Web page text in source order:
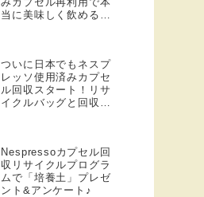
当に美味しく飲めるの
ついに日本でもネスプ
レッソ使用済みカプセ
ル回収スタート！リサ
イクルバッグと回収方
Nespressoカプセル回
収リサイクルプログラ
ムで「培養土」プレゼ
ント&アンケート♪